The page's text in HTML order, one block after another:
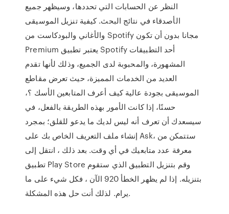
النظر عن الحسابات التي تحددها، وسيظهر جميع
الأصدقاء في نتائج البحث. كيفية تنزيل الموسيقى
والأغاني والبودكاست من Spotify مجانا بدون أن تكون
Premium يعتبر تطبيق Spotify أحد التطبيقات
المشهورة، والمحبوبة لدى الجميع، وذلك لأنها تقدم
العديد من الخدمات المميزة، حيث تعرض مقاطع
الموسيقى بجودة عالية كيف أعرف المتابعين الأسك ؟،
حسنًا، إذا كانت الأمور بهذه الطريقة بالفعل، في
سيسعدك أن تعرف أنه ليس لديك ما يدعو للقلق؛ بمجرد
إنشاء ملف التعريف الخاص بك على Ask، ستتمكن من
معرفة عدد متابعيك في أي وقت. بعد ذلك ، انتقل إلى
تطبيق Play Store وقم بتنزيل التطبيق الذي ستقوم
بتنزيله. إذا لم يظهر الخطأ 920 الآن ، فكل شيء على ما
يرام. لذلك أنت حل هذه المشكلة.